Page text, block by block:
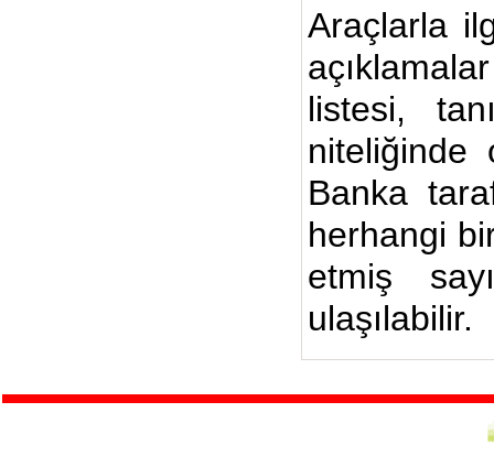
Araçlarla
listesi,
niteliğinde
Banka
herhangi
etmiş
ulaşılabilir.